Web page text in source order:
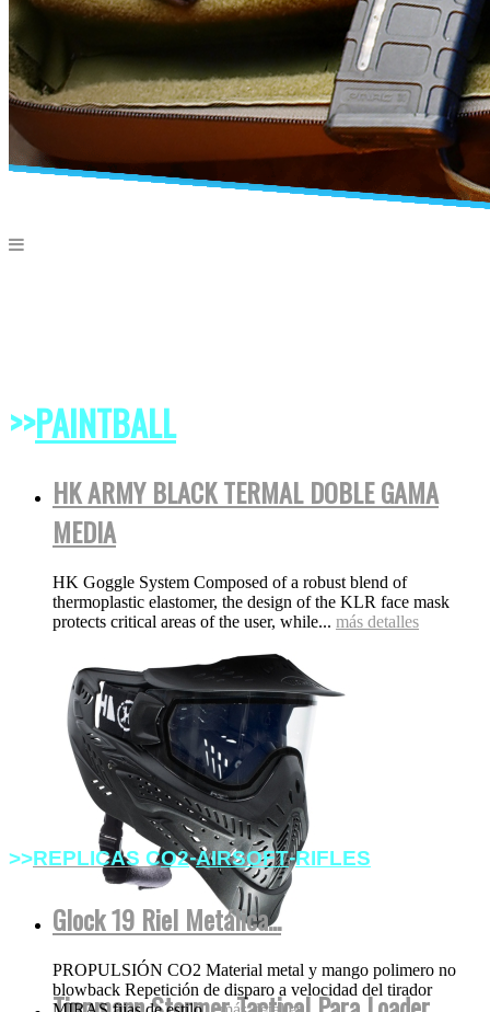
>>PAINTBALL
HK ARMY BLACK TERMAL DOBLE GAMA
MEDIA
HK Goggle System Composed of a robust blend of
thermoplastic elastomer, the design of the KLR face mask
protects critical areas of the user, while... más detalles
>>REPLICAS CO2-AIRSOFT-RIFLES
Glock 19 Riel Metálica...
PROPULSIÓN CO2 Material metal y mango polimero no
blowback Repetición de disparo a velocidad del tirador